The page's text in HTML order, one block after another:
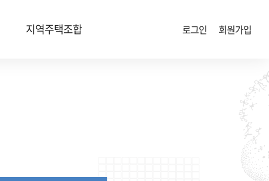
지역주택조합 로그인 회원가입